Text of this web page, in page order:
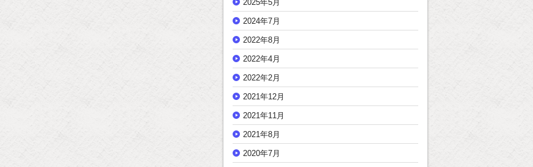
2025年5月
2024年7月
2022年8月
2022年4月
2022年2月
2021年12月
2021年11月
2021年8月
2020年7月